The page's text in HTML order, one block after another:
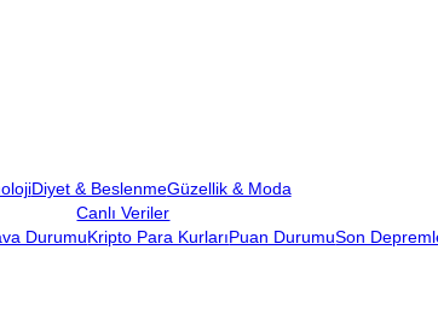
Diyet & BeslenmeGüzellik & Moda
Canlı Veriler
DurumuKripto Para KurlarıPuan DurumuSon